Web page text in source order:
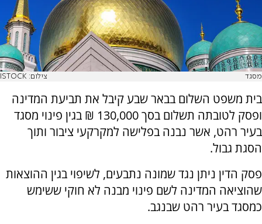
מסגד צילום: ISTOCK
בית משפט השלום בבאר שבע קיבל את תביעת המדינה
ופסק לטובתה תשלום בסך 130,000 ₪ בגין פינוי מסגד
בעיר רהט, אשר נבנה בפלישה למקרקעי ציבור ותוך
הסגת גבול.
פסק הדין ניתן נגד שמונה נתבעים, לשיפוי בגין ההוצאות
שהוציאה המדינה לשם פינוי מבנה לא חוקי ששימש
כמסגד בעיר רהט שבנגב.